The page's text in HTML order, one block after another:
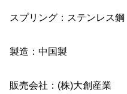
スプリング：ステンレス鋼
製造：中国製
販売会社：(株)大創産業